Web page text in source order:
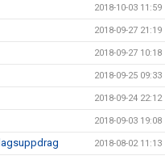
2018-10-03 11:59
2018-09-27 21:19
2018-09-27 10:18
2018-09-25 09:33
2018-09-24 22:12
2018-09-03 19:08
2018-08-02 11:13